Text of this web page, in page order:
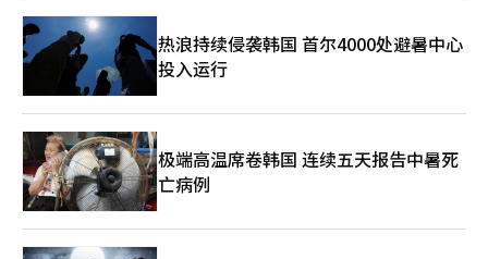
热浪持续侵袭韩国 首尔4000处避暑中心
投入运行
极端高温席卷韩国 连续五天报告中暑死
亡病例